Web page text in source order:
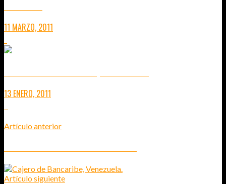
11 MARZO, 2011
13 ENERO, 2011
Artículo anterior
Artículo siguiente